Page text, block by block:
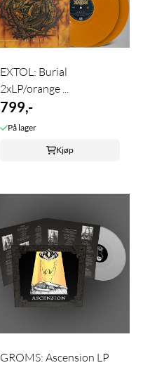
EXTOL: Burial
2xLP/orange ...
799,-
På lager
Kjøp
GROMS: Ascension LP